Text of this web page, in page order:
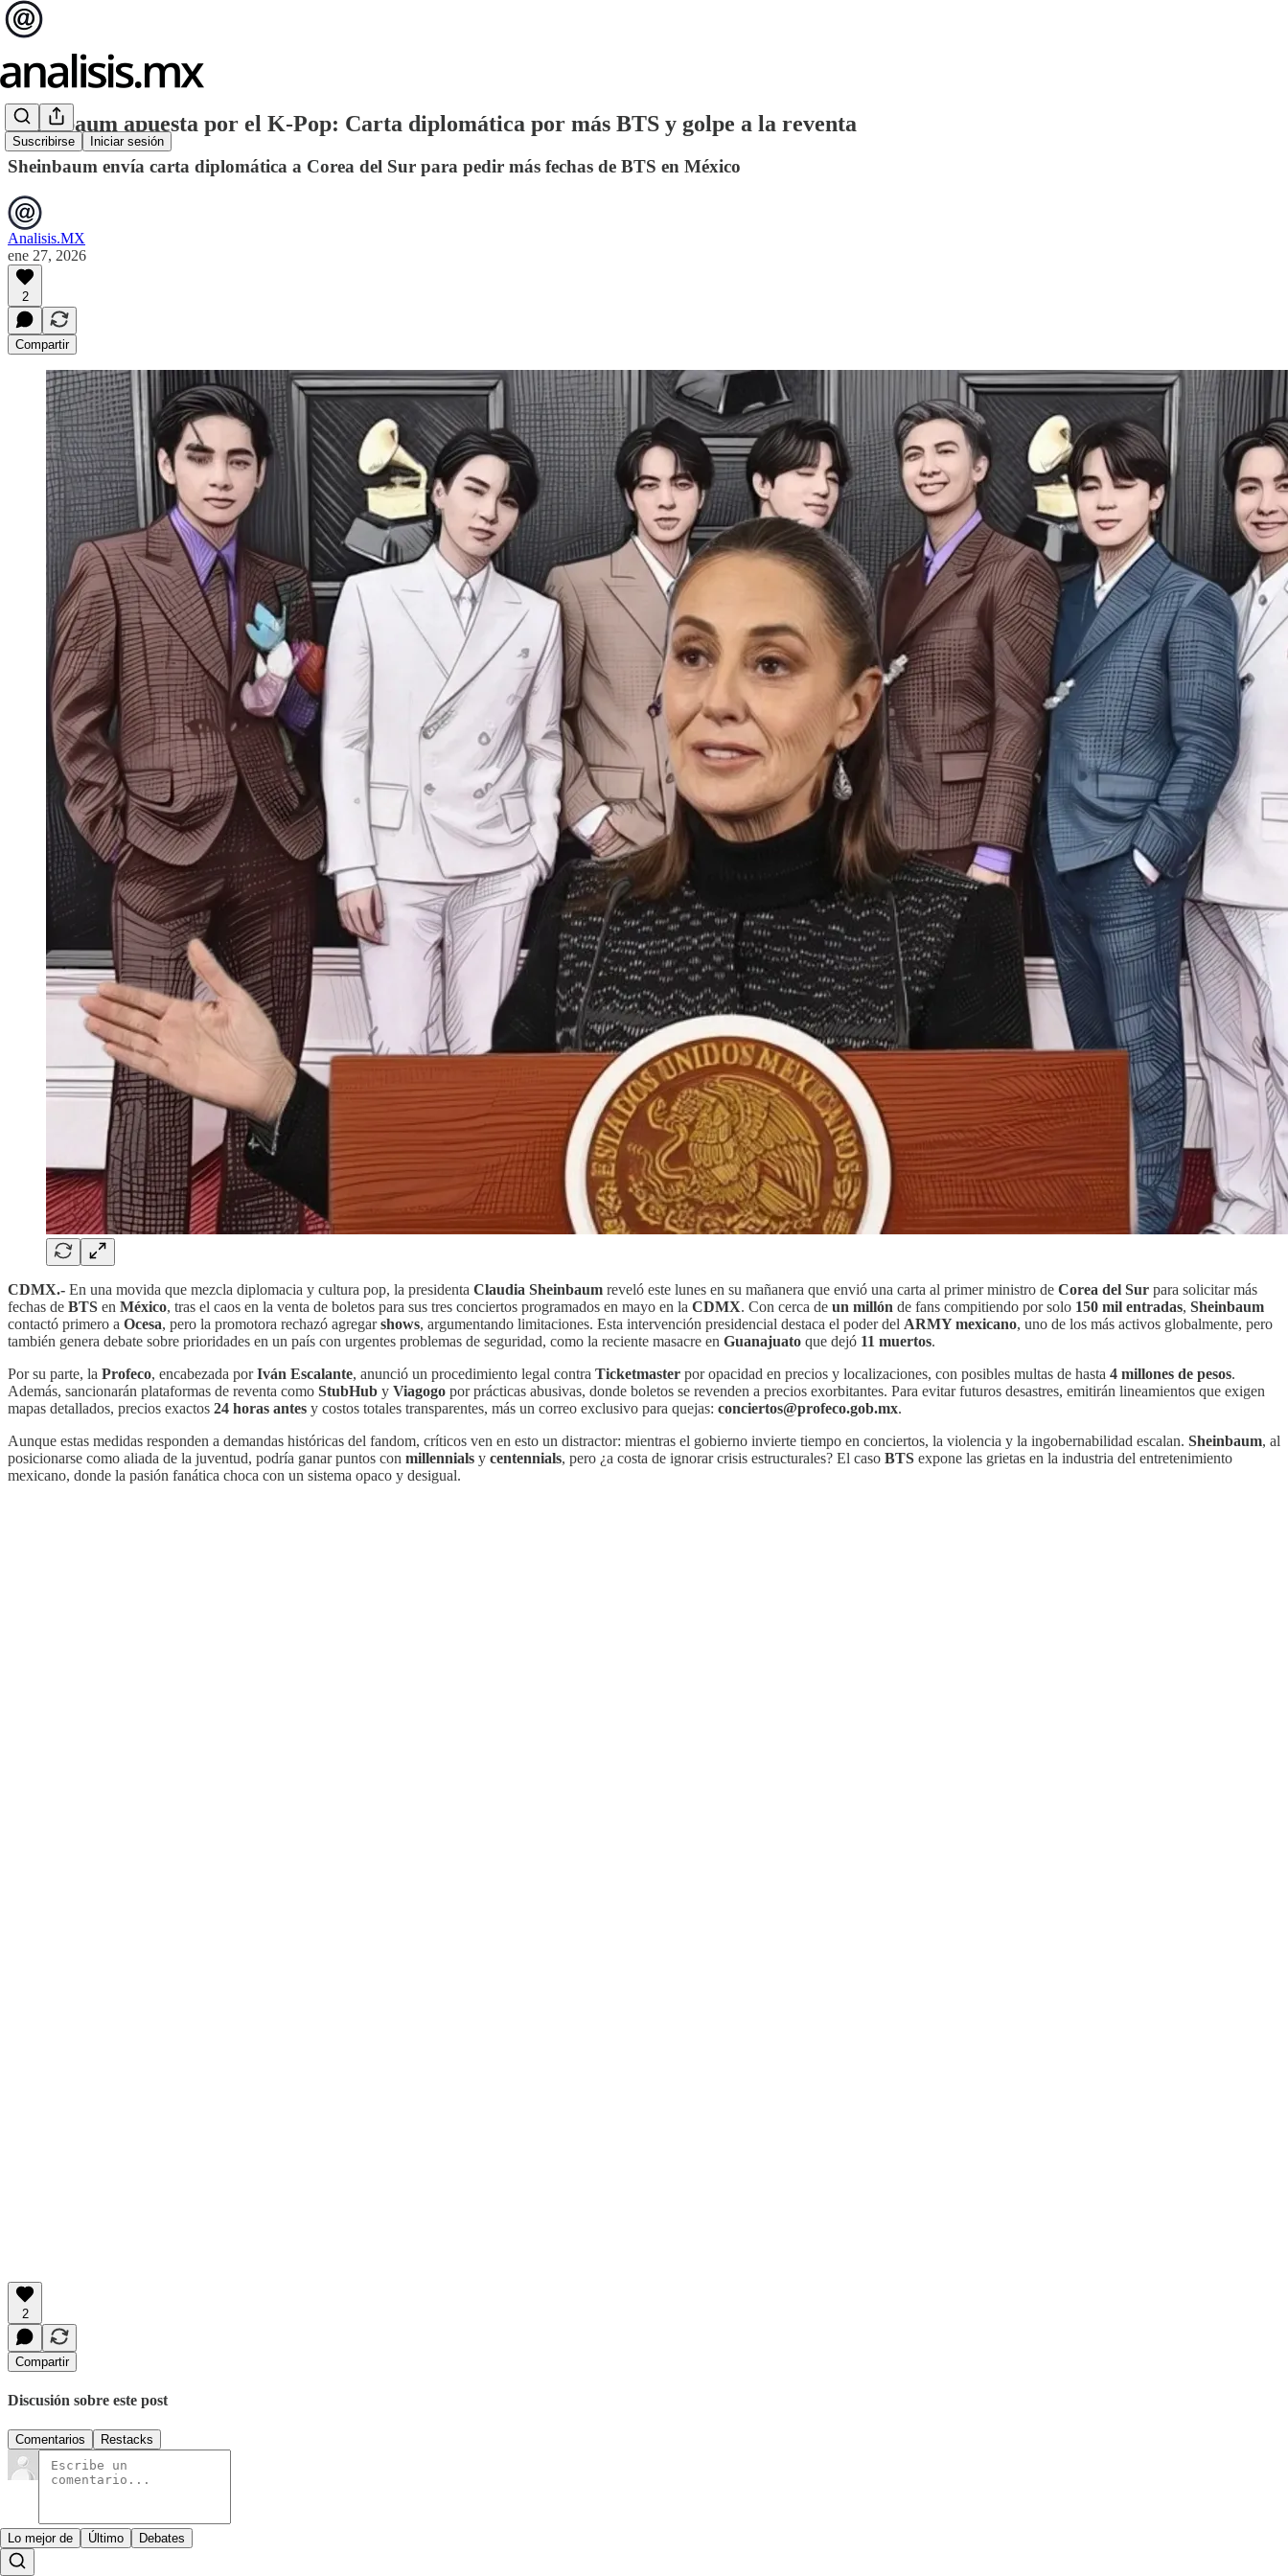
Suscribirse Iniciar sesión
Sheinbaum apuesta por el K-Pop: Carta diplomática por más BTS y golpe a la reventa
Sheinbaum envía carta diplomática a Corea del Sur para pedir más fechas de BTS en México
Analisis.MX
ene 27, 2026
2
Compartir
CDMX.- En una movida que mezcla diplomacia y cultura pop, la presidenta Claudia Sheinbaum reveló este lunes en su mañanera que envió una carta al primer ministro de Corea del Sur para solicitar más
fechas de BTS en México, tras el caos en la venta de boletos para sus tres conciertos programados en mayo en la CDMX. Con cerca de un millón de fans compitiendo por solo 150 mil entradas, Sheinbaum
contactó primero a Ocesa, pero la promotora rechazó agregarshows, argumentando limitaciones. Esta intervención presidencial destaca el poder del ARMY mexicano, uno de los más activos globalmente, pero
también genera debate sobre prioridades en un país con urgentes problemas de seguridad, como la reciente masacre en Guanajuato que dejó 11 muertos.
Por su parte, la Profeco, encabezada porIván Escalante, anunció un procedimiento legal contra Ticketmaster por opacidad en precios y localizaciones, con posibles multas de hasta 4 millones de pesos.
Además, sancionarán plataformas de reventa como StubHub y Viagogo por prácticas abusivas, donde boletos se revenden a precios exorbitantes. Para evitar futuros desastres, emitirán lineamientos que exigen
mapas detallados, precios exactos 24 horas antes y costos totales transparentes, más un correo exclusivo para quejas: conciertos@profeco.gob.mx.
Aunque estas medidas responden a demandas históricas del fandom, críticos ven en esto un distractor: mientras el gobierno invierte tiempo en conciertos, la violencia y la ingobernabilidad escalan. Sheinbaum, al
posicionarse como aliada de la juventud, podría ganar puntos con millennials y centennials, pero ¿a costa de ignorar crisis estructurales? El caso BTS expone las grietas en la industria del entretenimiento
mexicano, donde la pasión fanática choca con un sistema opaco y desigual.
2
Compartir
Discusión sobre este post
Comentarios Restacks
Lo mejor de Último Debates